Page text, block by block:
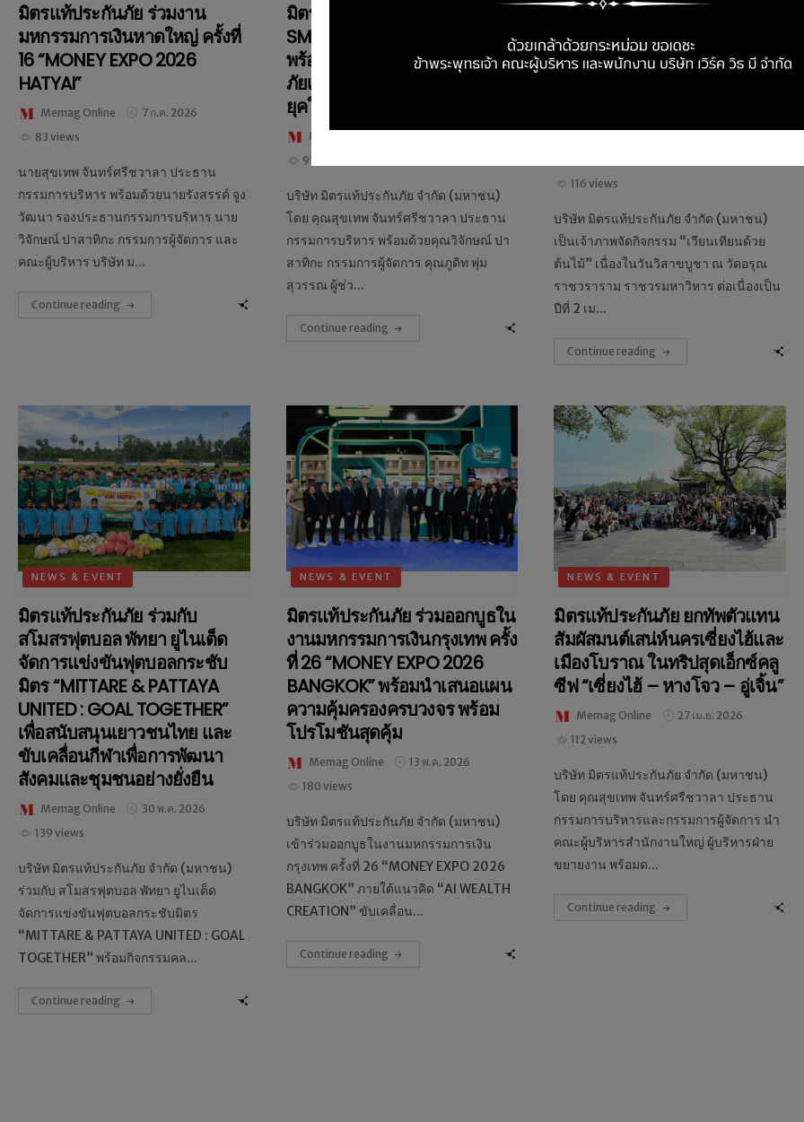
มิตรแท้ประกันภัย ร่วมงาน
มหกรรมการเงินหาดใหญ่ ครั้งที่
16 “MONEY EXPO 2026
HATYAI”
Memag Online
7 ก.ค. 2026
83 views
นายสุขเทพ จันทร์ศรีชวาลา ประธาน
กรรมการบริหาร พร้อมด้วยนายรังสรรค์ จูง
วัฒนา รองประธานกรรมการบริหาร นาย
วิจักษณ์ ปาสาทิกะ กรรมการผู้จัดการ และ
คณะผู้บริหาร บริษัท ม...
Continue reading
มิตรแท้ประกันภัย ร่วมงาน
SMART BUSINESS EXPO 2026
พร้อมนำเสนอผลิตภัณฑ์ประกัน
ภัยเพื่อผู้ประกอบการและธุรกิจ
ยุคใหม่
Memag Online
97 views
บริษัท มิตรแท้ประกันภัย จำกัด (มหาชน)
โดย คุณสุขเทพ จันทร์ศรีชวาลา ประธาน
กรรมการบริหาร พร้อมด้วยคุณวิจักษณ์ ปา
สาทิกะ กรรมการผู้จัดการ คุณภูดิท พุ่ม
สุวรรณ ผู้ช่ว...
Continue reading
มิตรแท้ประกันภัย จัดกิจกรรม
“เวียนเทียนด้วยต้นไม้” เนื่องใน
วันวิสาขบูชา ณ วัดอรุณ
การดูแลสิ่งแวดล้อม
116 views
บริษัท มิตรแท้ประกันภัย จำกัด (มหาชน)
เป็นเจ้าภาพจัดกิจกรรม “เวียนเทียนด้วย
ต้นไม้” เนื่องในวันวิสาขบูชา ณ วัดอรุณ
ราชวราราม ราชวรมหาวิหาร ต่อเนื่องเป็น
ปีที่ 2 เม...
Continue reading
NEWS & EVENT
มิตรแท้ประกันภัย ร่วมกับ
สโมสรฟุตบอล พัทยา ยูไนเต็ด
จัดการแข่งขันฟุตบอลกระชับ
มิตร “MITTARE & PATTAYA
UNITED : GOAL TOGETHER”
เพื่อสนับสนุนเยาวชนไทย และ
ขับเคลื่อนกีฬาเพื่อการพัฒนา
สังคมและชุมชนอย่างยั่งยืน
Memag Online
30 พ.ค. 2026
139 views
บริษัท มิตรแท้ประกันภัย จำกัด (มหาชน)
ร่วมกับ สโมสรฟุตบอล พัทยา ยูไนเต็ด
จัดการแข่งขันฟุตบอลกระชับมิตร
“MITTARE & PATTAYA UNITED : GOAL
TOGETHER” พร้อมกิจกรรมคล...
Continue reading
NEWS & EVENT
มิตรแท้ประกันภัย ร่วมออกบูธใน
งานมหกรรมการเงินกรุงเทพ ครั้ง
ที่ 26 “MONEY EXPO 2026
BANGKOK” พร้อมนำเสนอแผน
ความคุ้มครองครบวงจร พร้อม
โปรโมชันสุดคุ้ม
Memag Online
13 พ.ค. 2026
180 views
บริษัท มิตรแท้ประกันภัย จำกัด (มหาชน)
เข้าร่วมออกบูธในงานมหกรรมการเงิน
กรุงเทพ ครั้งที่ 26 “MONEY EXPO 2026
BANGKOK” ภายใต้แนวคิด “AI WEALTH
CREATION” ขับเคลื่อน...
Continue reading
NEWS & EVENT
มิตรแท้ประกันภัย ยกทัพตัวแทน
สัมผัสมนต์เสน่ห์นครเซี่ยงไฮ้และ
เมืองโบราณ ในทริปสุดเอ็กซ์คลู
ซีฟ “เซี่ยงไฮ้ – หางโจว – อู่เจิ้น”
Memag Online
27 เม.ย. 2026
112 views
บริษัท มิตรแท้ประกันภัย จำกัด (มหาชน)
โดย คุณสุขเทพ จันทร์ศรีชวาลา ประธาน
กรรมการบริหารและกรรมการผู้จัดการ นำ
คณะผู้บริหารสำนักงานใหญ่ ผู้บริหารฝ่าย
ขยายงาน พร้อมด...
Continue reading